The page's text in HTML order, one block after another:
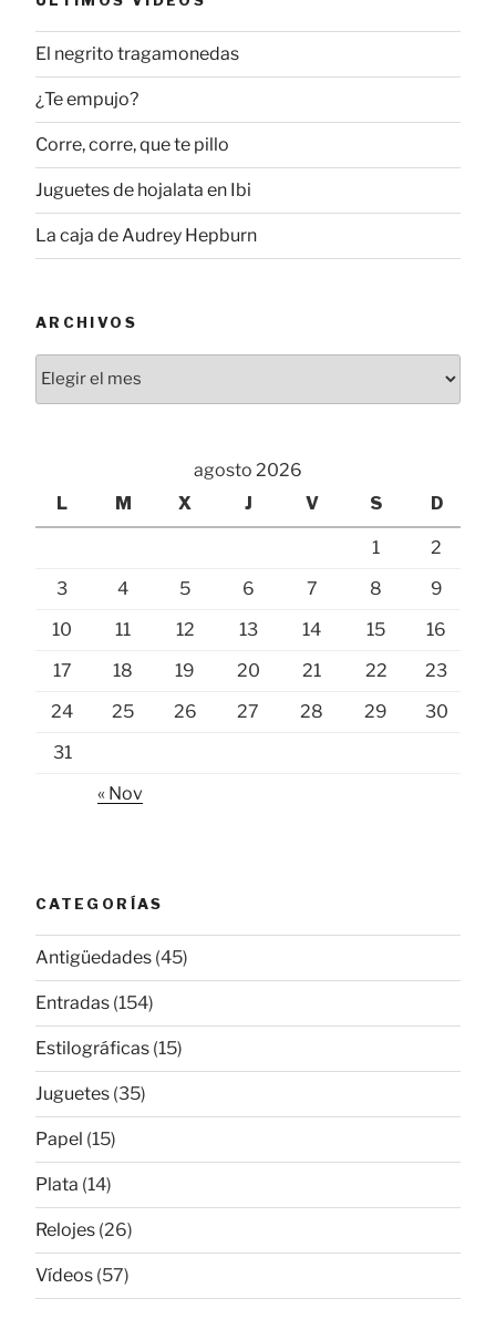
El negrito tragamonedas
¿Te empujo?
Corre, corre, que te pillo
Juguetes de hojalata en Ibi
La caja de Audrey Hepburn
ARCHIVOS
agosto 2026
L
M X J V S D
1
2
3
4 5 6 7 8
9
10
11 12 13 14 15
16
17
18 19 20 21 22
23
24
25 26 27 28 29
30
31
« Nov
CATEGORÍAS
Antigüedades (45)
Entradas (154)
Estilográficas (15)
Juguetes (35)
Papel (15)
Plata (14)
Relojes (26)
Vídeos (57)